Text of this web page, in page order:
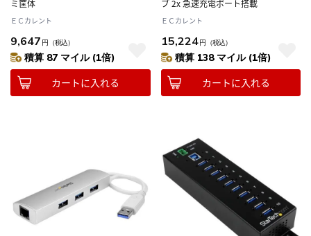
ミ筐体
ＥＣカレント
9,647 円 （税込）
積算 87 マイル (1倍)
カートに入れる
ブ 2x 急速充電ポート搭載
ＥＣカレント
15,224円 （税込）
積算 138 マイル (1倍)
カートに入れる